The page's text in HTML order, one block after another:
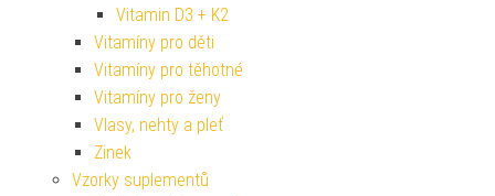
Vitamin D3 + K2
Vitamíny pro děti
Vitamíny pro těhotné
Vitamíny pro ženy
Vlasy, nehty a pleť
Zinek
Vzorky suplementů